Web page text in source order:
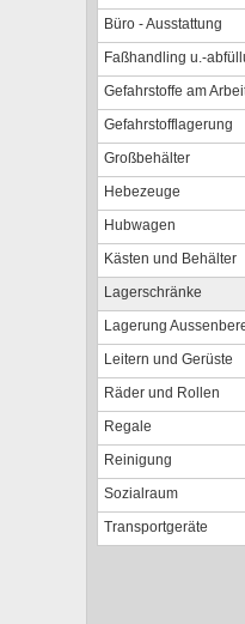
Büro - Ausstattung
Faßhandling u.-
Gefahrstoffe am
Gefahrstofflagerung
Großbehälter
Hebezeuge
Hubwagen
Kästen und Behälter
Lagerschränke
Lagerung
Leitern und Gerüste
Räder und Rollen
Regale
Reinigung
Sozialraum
Transportgeräte